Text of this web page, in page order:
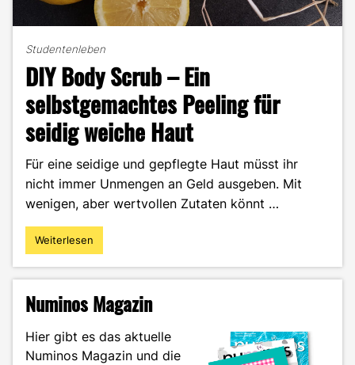
Studentenleben
DIY Body Scrub – Ein
selbstgemachtes Peeling für
seidig weiche Haut
Für eine seidige und gepflegte Haut müsst ihr
nicht immer Unmengen an Geld ausgeben. Mit
wenigen, aber wertvollen Zutaten könnt …
"DIY
Body
Ein
Peeling
für
Weiterlesen
Numinos Magazin
Hier gibt es das aktuelle
Numinos Magazin und die